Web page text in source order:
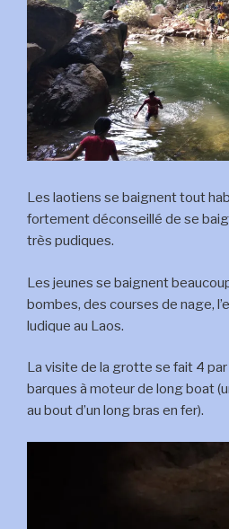
Les laotiens se baignent tout
fortement déconseillé de se
très pudiques.
Les jeunes se baignent
bombes, des courses de nage,
ludique au Laos.
La visite de la grotte se fait 4
barques à moteur de long boat
au bout d’un long bras en fer).